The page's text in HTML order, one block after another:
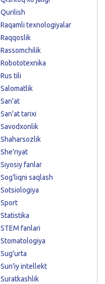
Qurilish
Raqamli texnologiyalar
Raqqoslik
Rassomchilik
Robototexnika
Rus tili
Salomatlik
San'at
San'at tarixi
Savodxonlik
Shaharsozlik
She'riyat
Siyosiy fanlar
Sog'liqni saqlash
Sotsiologiya
Sport
Statistika
STEM fanlari
Stomatologiya
Sug'urta
Sun'iy intellekt
Suratkashlik